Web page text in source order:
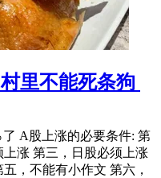
里不能死条狗
A股上涨的必要条件: 第
涨 第三，日股必须上涨
，不能有小作文 第六，